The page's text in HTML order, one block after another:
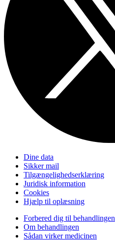
Dine data
Sikker mail
Tilgængelighedserklæring
Juridisk information
Cookies
Hjælp til oplæsning
Forbered dig til behandlingen
Om behandlingen
Sådan virker medicinen